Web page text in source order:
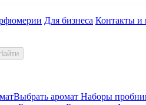
Для бизнеса Контакты и
Выбрать аромат Наборы